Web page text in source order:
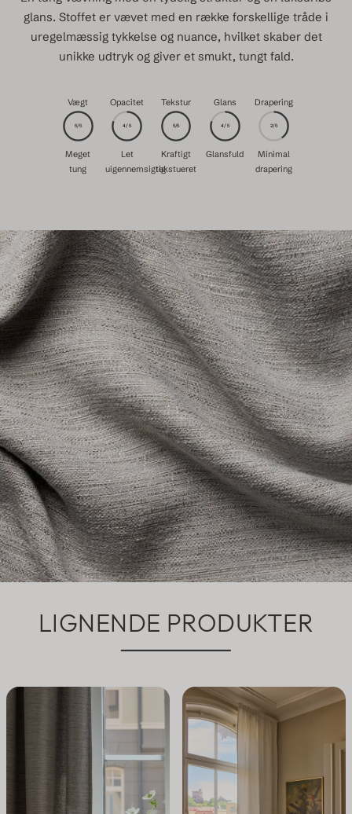
glans. Stoffet er vævet med en række forskellige tråde i
uregelmæssig tykkelse og nuance, hvilket skaber det
unikke udtryk og giver et smukt, tungt fald.
Vægt
5/5
Meget
tung
Opacitet
4/5
Let
uigennemsigtig
Tekstur
5/5
Kraftigt
tekstueret
Glans
4/5
Glansfuld
Drapering
2/5
Minimal
drapering
LIGNENDE PRODUKTER